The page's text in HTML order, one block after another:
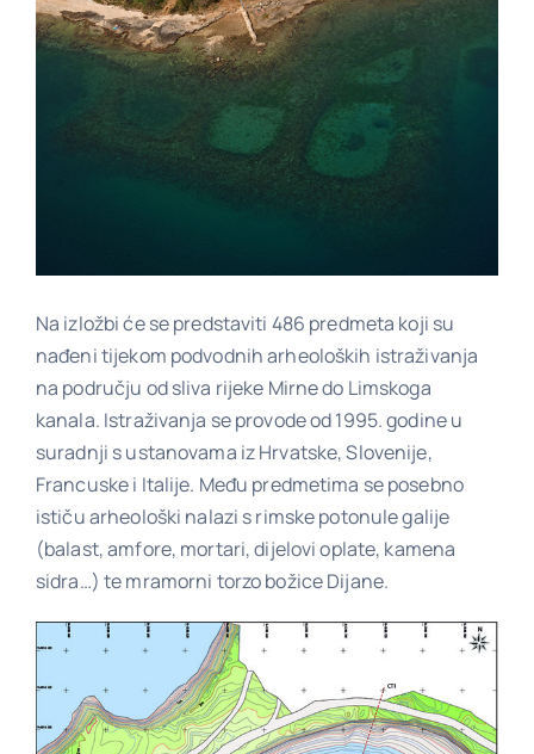
Kontakt
Na izložbi će se predstaviti 486 predmeta koji su
nađeni tijekom podvodnih arheoloških istraživanja
na području od sliva rijeke Mirne do Limskoga
kanala. Istraživanja se provode od 1995. godine u
suradnji s ustanovama iz Hrvatske, Slovenije,
Francuske i Italije. Među predmetima se posebno
ističu arheološki nalazi s rimske potonule galije
(balast, amfore, mortari, dijelovi oplate, kamena
sidra…) te mramorni torzo božice Dijane.